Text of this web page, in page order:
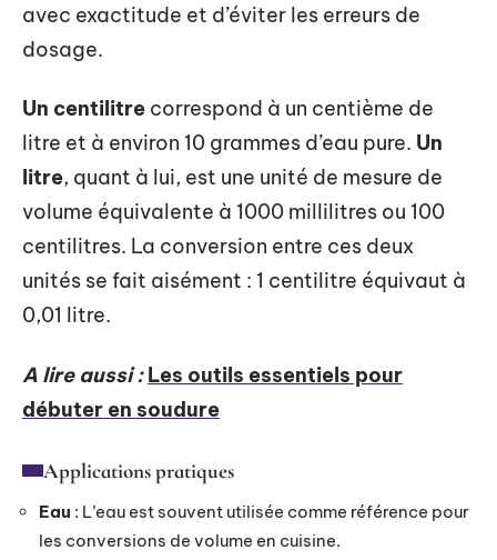
avec exactitude et d’éviter les erreurs de
dosage.
Un centilitre correspond à un centième de
litre et à environ 10 grammes d’eau pure. Un
litre, quant à lui, est une unité de mesure de
volume équivalente à 1000 millilitres ou 100
centilitres. La conversion entre ces deux
unités se fait aisément : 1 centilitre équivaut à
0,01 litre.
A lire aussi : Les outils essentiels pour
débuter en soudure
Applications pratiques
Eau : L’eau est souvent utilisée comme référence pour
les conversions de volume en cuisine.